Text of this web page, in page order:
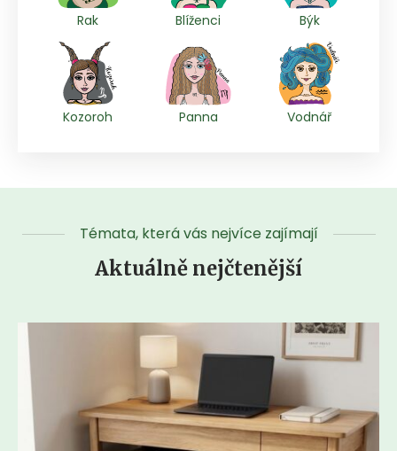
Rak Blíženci Býk
Kozoroh Panna Vodnář
Témata, která vás nejvíce zajímají
Aktuálně nejčtenější